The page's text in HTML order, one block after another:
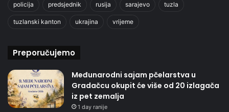
policija predsjednik rusija sarajevo tuzla
tuzlanski kanton ukrajina vrijeme
Preporučujemo
Međunarodni sajam pčelarstva u
Gradačcu okupit će više od 20 izlagača
iz pet zemalja
1 day ranije